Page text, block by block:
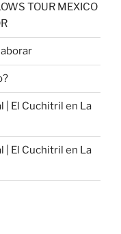
TOUR MEXICO
| El Cuchitril en La
| El Cuchitril en La